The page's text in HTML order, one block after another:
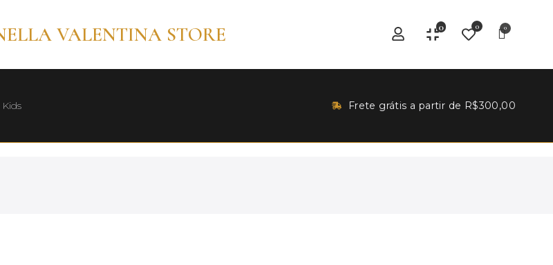
VALENTINA STORE 0 0
Kids Frete grátis a partir de R$300,00